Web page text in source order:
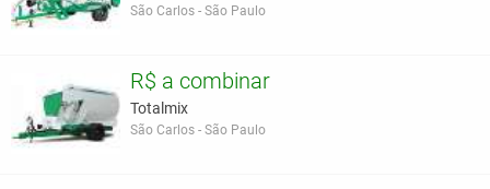
São Carlos - São Paulo
R$ a combinar
Totalmix
São Carlos - São Paulo